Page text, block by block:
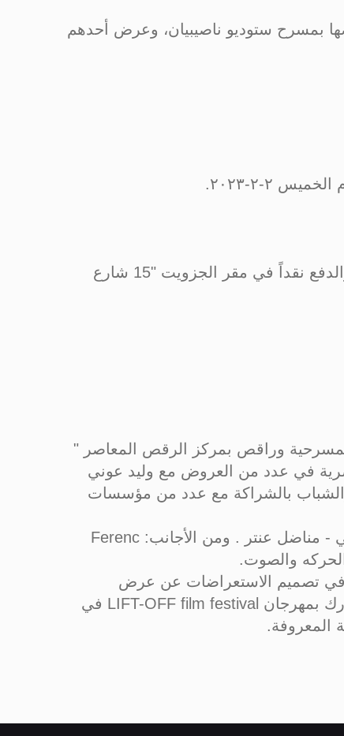
بمسرح ستوديو ناصيبيان، وعرض أحدهم
ـ تكلفة الورشة والعرض ١٢٠٠ جنيه، يسدد المشاركون ١٠٠% من قيمة الاشتراك قبل بداية الورشة، والدفع نقداً في مقر الجزويت "15 شارع
وراقص بمركز الرقص المعاصر "
في عدد من العروض مع وليد عوني
بالشراكة مع عدد من مؤسسات
حاصل علي ورش في الرقص المعاصر مع مدربين مصريين وأجانب منهم: محمد شفيق - رأفت البيومي - مناضل عنتر . ومن الأجانب: Ferenc
في تصميم الاستعراضات عن عرض
"مسعود ووجيدة" بكلية الزراعة جامعة القاهرة، وتصميم الرقصات للفيلم القصير "وادينا الطيب" المشارك بمهرجان LIFT-OFF film festival في